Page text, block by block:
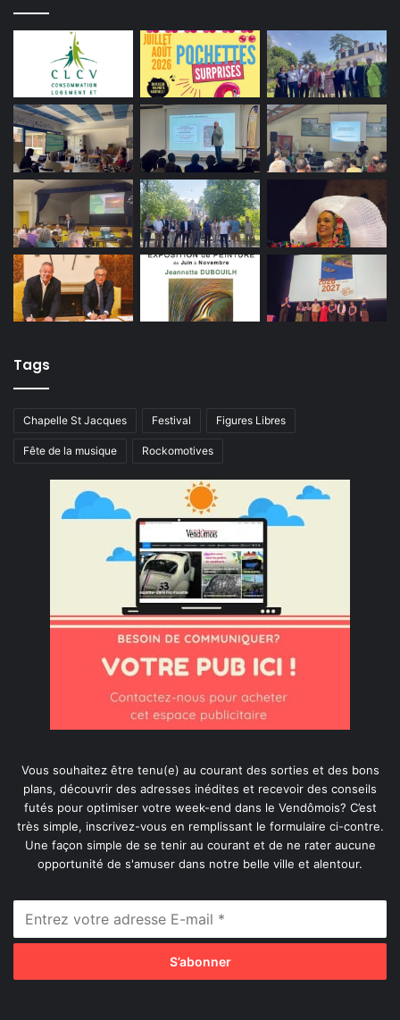
Tags
Chapelle St Jacques Festival Figures Libres
Fête de la musique Rockomotives
Vous souhaitez être tenu(e) au courant des sorties et des bons
plans, découvrir des adresses inédites et recevoir des conseils
futés pour optimiser votre week-end dans le Vendômois? C’est
très simple, inscrivez-vous en remplissant le formulaire ci-contre.
Une façon simple de se tenir au courant et de ne rater aucune
opportunité de s'amuser dans notre belle ville et alentour.